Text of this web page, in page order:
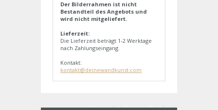
Der Bilderrahmen ist nicht
Bestandteil des Angebots und
wird nicht mitgeliefert.
Lieferzeit:
Die Lieferzeit beträgt 1-2 Werktage
nach Zahlungseingang.
Kontakt:
kontakt@deinewandkunst.com